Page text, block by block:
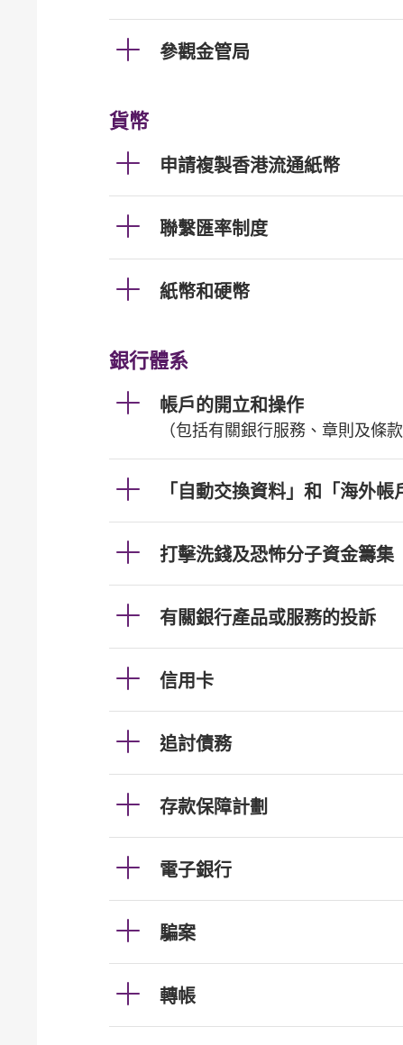
參觀金管局
貨幣
申請複製香港流通紙幣
聯繫匯率制度
紙幣和硬幣
銀行體系
帳戶的開立和操作
（包括有關銀行服務、章則及條
「自動交換資料」和「海外帳
打擊洗錢及恐怖分子資金籌集
有關銀行產品或服務的投訴
信用卡
追討債務
存款保障計劃
電子銀行
騙案
轉帳